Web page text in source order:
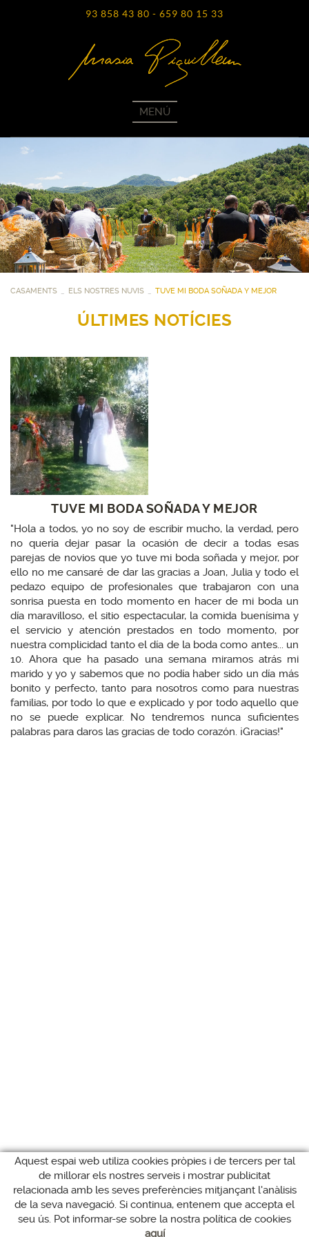
93 858 43 80 - 659 80 15 33
MENÚ
CASAMENTS ELS NOSTRES NUVIS TUVE MI BODA SOÑADA Y MEJOR
ÚLTIMES NOTÍCIES
TUVE MI BODA SOÑADA Y MEJOR
"Hola a todos, yo no soy de escribir mucho, la verdad, pero
no quería dejar pasar la ocasión de decir a todas esas
parejas de novios que yo tuve mi boda soñada y mejor, por
ello no me cansaré de dar las gracias a Joan, Julia y todo el
pedazo equipo de profesionales que trabajaron con una
sonrisa puesta en todo momento en hacer de mi boda un
día maravilloso, el sitio espectacular, la comida buenísima y
el servicio y atención prestados en todo momento, por
nuestra complicidad tanto el día de la boda como antes... un
10. Ahora que ha pasado una semana miramos atrás mi
marido y yo y sabemos que no podía haber sido un día más
bonito y perfecto, tanto para nosotros como para nuestras
familias, por todo lo que e explicado y por todo aquello que
no se puede explicar. No tendremos nunca suficientes
palabras para daros las gracias de todo corazón. ¡Gracias!"
Aquest espai web utiliza cookies pròpies i de tercers per tal
de millorar els nostres serveis i mostrar publicitat
relacionada amb les seves preferències mitjançant l'anàlisis
de la seva navegació. Si continua, entenem que accepta el
seu ús. Pot informar-se sobre la nostra política de cookies
aquí